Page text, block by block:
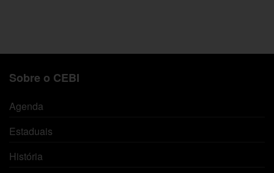
Sobre o CEBI
Agenda
Estaduais
História